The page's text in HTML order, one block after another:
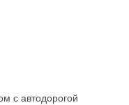
с автодорогой